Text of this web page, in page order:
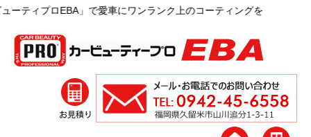
で愛車にワンランク上のコーティングを